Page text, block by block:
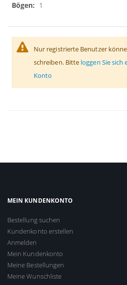
1
Nur registrierte Benutzer
schreiben. Bitte loggen Sie sich
Konto
MEIN KUNDENKONTO
Bestellung suchen
Kundenkonto erstellen
Anmelden
Mein Kundenkonto
Meine Bestellungen
Meine Wunschliste